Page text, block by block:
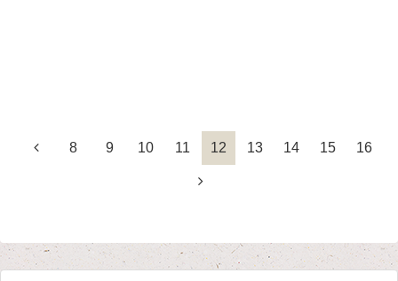
8 9 10 11 12 13 14 15 16